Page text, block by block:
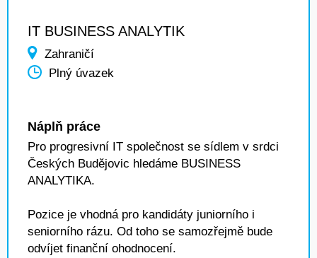
IT BUSINESS ANALYTIK
Zahraničí
Plný úvazek
Náplň práce
Pro progresivní IT společnost se sídlem v srdci
Českých Budějovic hledáme BUSINESS
ANALYTIKA.
Pozice je vhodná pro kandidáty juniorního i
seniorního rázu. Od toho se samozřejmě bude
odvíjet finanční ohodnocení.